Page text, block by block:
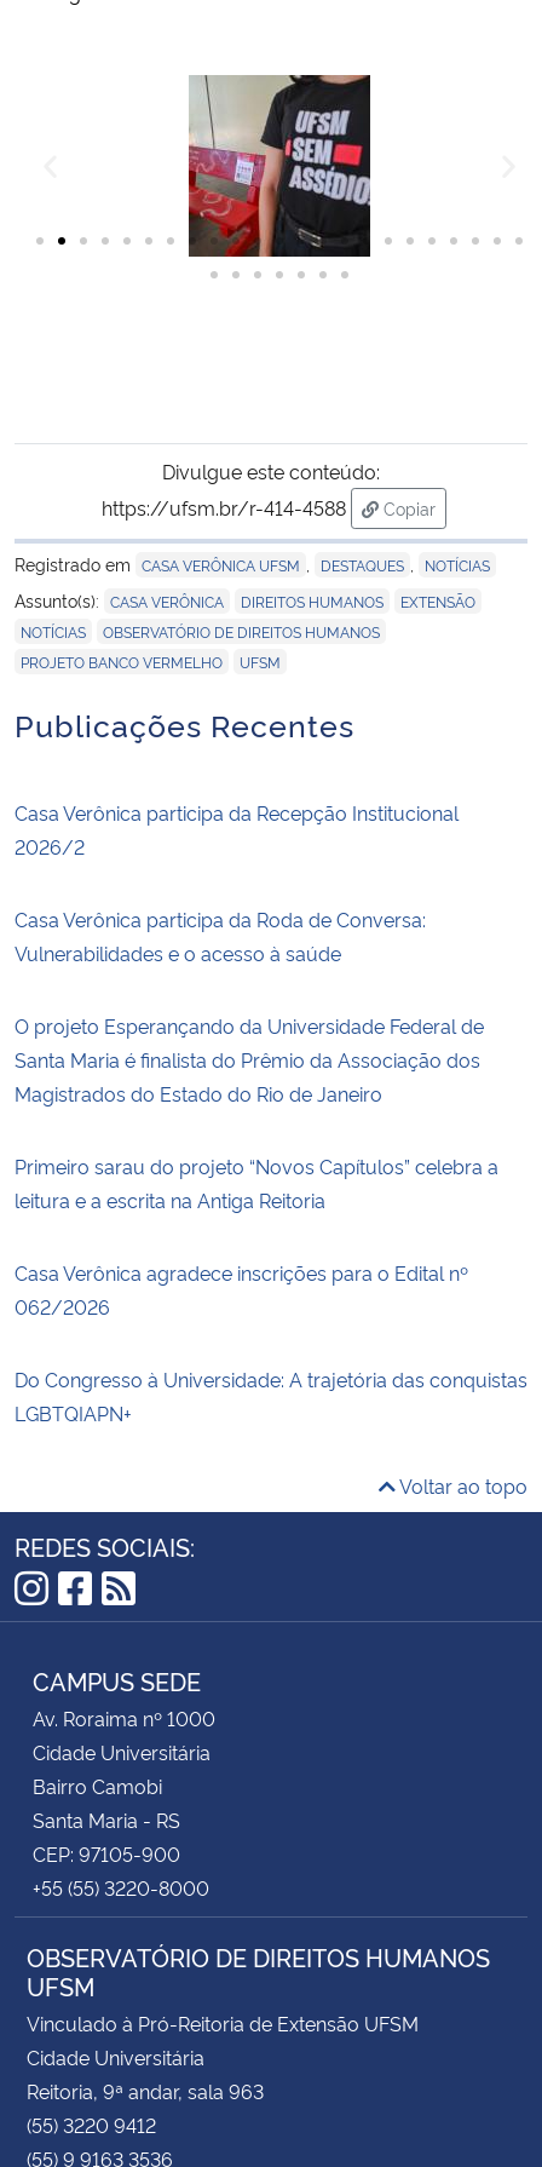
Divulgue este conteúdo:
https://ufsm.br/r-414-4588
Copiar
para área de
Registrado em CASA VERÔNICA UFSM DESTAQUES NOTÍCIAS
Assunto(s): CASA VERÔNICA DIREITOS HUMANOS EXTENSÃO
NOTÍCIAS OBSERVATÓRIO DE DIREITOS HUMANOS
PROJETO BANCO VERMELHO UFSM
Publicações Recentes
Casa Verônica participa da Recepção Institucional
2026/2
Casa Verônica participa da Roda de Conversa:
Vulnerabilidades e o acesso à saúde
O projeto Esperançando da Universidade Federal de
Santa Maria é finalista do Prêmio da Associação dos
Magistrados do Estado do Rio de Janeiro
Primeiro sarau do projeto “Novos Capítulos” celebra a
leitura e a escrita na Antiga Reitoria
Casa Verônica agradece inscrições para o Edital nº
062/2026
Do Congresso à Universidade: A trajetória das conquistas
LGBTQIAPN+
Voltar ao topo
REDES SOCIAIS:
Instagram
Facebook
RSS
CAMPUS SEDE
Av. Roraima nº 1000
Cidade Universitária
Bairro Camobi
Santa Maria - RS
CEP: 97105-900
+55 (55) 3220-8000
OBSERVATÓRIO DE DIREITOS HUMANOS
UFSM
Vinculado à Pró-Reitoria de Extensão UFSM
Cidade Universitária
Reitoria, 9ª andar, sala 963
(55) 3220 9412
(55) 9 9163 3536